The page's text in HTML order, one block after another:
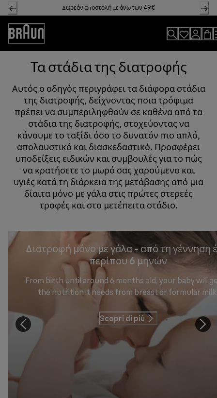
Skip
to
Content
Δωρεάν αποστολή με άνω των 49€
Accessibility
Statement
Τα στάδια της διατροφής
Αυτός ο οδηγός περιγράφει τα διάφορα στάδια
της διατροφής, δείχνοντας ποια τρόφιμα
πρέπει να συμπεριληφθούν σε καθένα από τα
στάδια της διατροφής, στοχεύοντας να
κάνουμε το ταξίδι όσο το δυνατόν πιο απλό,
απολαυστικό και διασκεδαστικό. Προσφέρει
υποδείξεις ειδικών και συμβουλές για το πώς
να κρατήσετε το μωρό σας χαρούμενο και
υγιές κατά τη διάρκεια της μετάβασης από μια
δίαιτα μόνο με γάλα στις πρώτες στερεές
τροφές και στο μετέπειτα στάδιο.
Διατροφή μόνο με γάλα - από τη γέννηση
περίπου 6 μηνών
From birth until around 6 months old, your baby will
the nutrition it needs from breast or formular
Scopri di più